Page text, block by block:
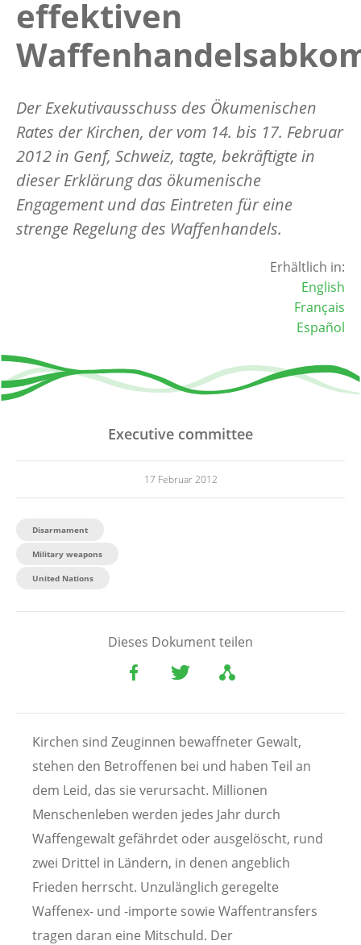
effektiven
Der Exekutivausschuss des Ökumenischen
Rates der Kirchen, der vom 14. bis 17. Februar
2012 in Genf, Schweiz, tagte, bekräftigte in
dieser Erklärung das ökumenische
Engagement und das Eintreten für eine
strenge Regelung des Waffenhandels.
Erhältlich in:
English
Français
Español
Executive committee
17 Februar 2012
Disarmament
Military weapons
United Nations
Dieses Dokument teilen
Kirchen sind Zeuginnen bewaffneter Gewalt,
stehen den Betroffenen bei und haben Teil an
dem Leid, das sie verursacht. Millionen
Menschenleben werden jedes Jahr durch
Waffengewalt gefährdet oder ausgelöscht, rund
zwei Drittel in Ländern, in denen angeblich
Frieden herrscht. Unzulänglich geregelte
Waffenex- und -importe sowie Waffentransfers
tragen daran eine Mitschuld. Der